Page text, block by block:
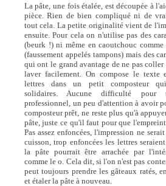
La pâte, une fois étalée, est découpée à
pièce. Rien de bien compliqué ni de
tout cela. La petite originalité vient de
ensuite. Pour cela on n'utilise pas des
(beurk !) ni même en caoutchouc
(faussement appelés tampons) mais des
qui ont le grand avantage de ne pas coller
laver facilement. On compose le texte
lettres dans un petit composteur
solidaires. Aucune difficulté pour
professionnel, un peu d'attention à avoir
composteur prêt, ne reste plus qu'à
pâte, juste ce qu'il faut pour que
Pas assez enfoncées, l'impression ne
cuisson, trop enfoncées les lettres
la pâte pourrait être arrachée par
comme le o. Cela dit, si l'on n'est pas
peut toujours prendre les gâteaux ratés,
et étaler la pâte à nouveau.